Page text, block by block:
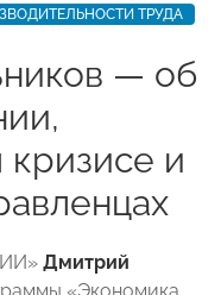
ТРУДА
— об
кризисе и
Дмитрий